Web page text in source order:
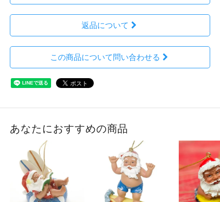
返品について
この商品について問い合わせる
あなたにおすすめの商品